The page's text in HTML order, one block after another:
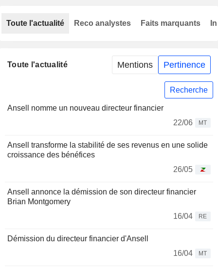
Toute l'actualité Mentions Pertinence
Recherche
Ansell nomme un nouveau directeur financier
22/06
MT
Ansell transforme la stabilité de ses revenus en une solide
croissance des bénéfices
26/05
Ansell annonce la démission de son directeur financier
Brian Montgomery
16/04
RE
Démission du directeur financier d'Ansell
16/04
MT
Toute l'actualité Reco analystes Faits marquants